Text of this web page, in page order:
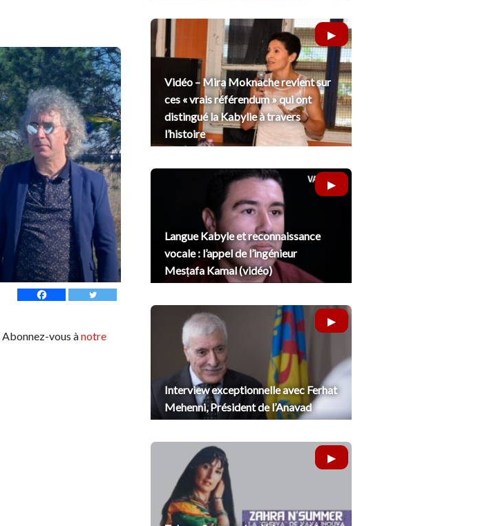
Abonnez-vous ànotre
Vidéo – Mira Moknache revient sur
ces « vrais référendum » qui ont
distingué la Kabylie à travers
l’histoire
Langue Kabyle et reconnaissance
vocale : l’appel de l’ingénieur
Mesṭafa Kamal (vidéo)
Interview exceptionnelle avec Ferhat
Mehenni, Président de l’Anavad